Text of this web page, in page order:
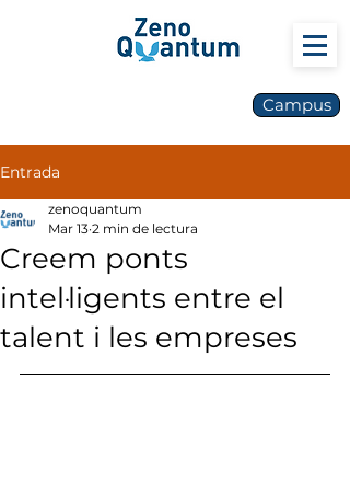
Campus
Entrada
Creem ponts
intel·ligents entre el
talent i les empreses
zenoquantum
Mar 13 2 min de lectura